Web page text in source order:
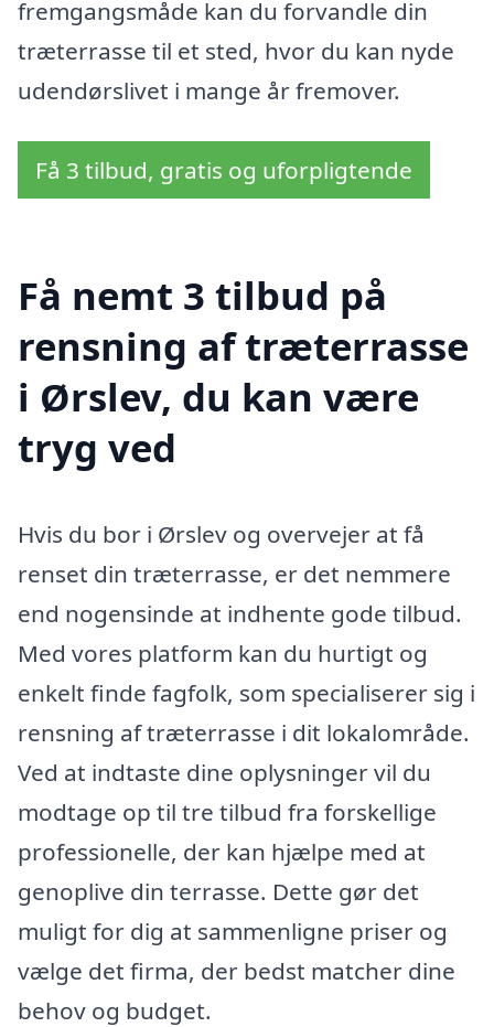
fremgangsmåde kan du forvandle din
træterrasse til et sted, hvor du kan nyde
udendørslivet i mange år fremover.
Få 3 tilbud, gratis og uforpligtende
Få nemt 3 tilbud på
rensning af træterrasse
i Ørslev, du kan være
tryg ved
Hvis du bor i Ørslev og overvejer at få
renset din træterrasse, er det nemmere
end nogensinde at indhente gode tilbud.
Med vores platform kan du hurtigt og
enkelt finde fagfolk, som specialiserer sig i
rensning af træterrasse i dit lokalområde.
Ved at indtaste dine oplysninger vil du
modtage op til tre tilbud fra forskellige
professionelle, der kan hjælpe med at
genoplive din terrasse. Dette gør det
muligt for dig at sammenligne priser og
vælge det firma, der bedst matcher dine
behov og budget.